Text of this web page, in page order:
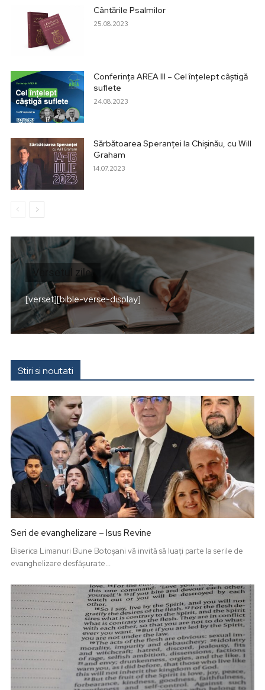
Cântările Psalmilor
25.08.2023
Conferința AREA III – Cel înțelept câștigă
suflete
24.08.2023
Sărbătoarea Speranței la Chișinău, cu Will
Graham
14.07.2023
Versetul zilei
[verset][bible-verse-display]
Stiri si noutati
Seri de evanghelizare – Isus Revine
Biserica Limanuri Bune Botoșani vă invită să luați parte la serile de
evanghelizare desfășurate...